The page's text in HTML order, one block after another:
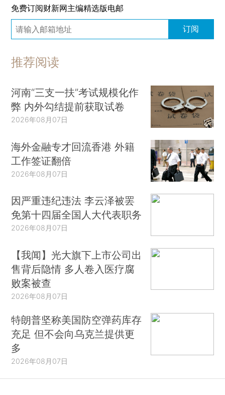
免费订阅财新网主编精选版电邮
订阅
推荐阅读
河南“三支一扶”考试规模化作
弊 内外勾结提前获取试卷
2026年08月07日
海外金融专才回流香港 外籍
工作签证翻倍
2026年08月07日
因严重违纪违法 李云泽被罢
免第十四届全国人大代表职务
2026年08月07日
【我闻】光大旗下上市公司出
售背后隐情 多人卷入医疗腐
败案被查
2026年08月07日
特朗普坚称美国防空弹药库存
充足 但不会向乌克兰提供更
多
2026年08月07日